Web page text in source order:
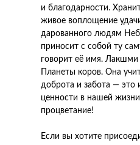
и благодарности.
живое воплощение
дарованного людям
приносит с собой ту
говорит её имя.
Планеты коров. Она
доброта и забота — это
ценности в нашей
процветание!
Если вы хотите